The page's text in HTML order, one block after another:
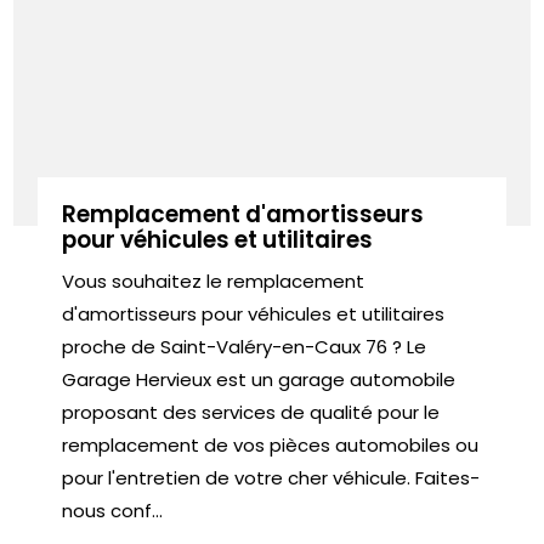
Remplacement d'amortisseurs
pour véhicules et utilitaires
Vous souhaitez le remplacement
d'amortisseurs pour véhicules et utilitaires
proche de Saint-Valéry-en-Caux 76 ? Le
Garage Hervieux est un garage automobile
proposant des services de qualité pour le
remplacement de vos pièces automobiles ou
pour l'entretien de votre cher véhicule. Faites-
nous conf...